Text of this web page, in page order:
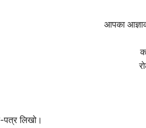
आपका
पत्र लिखो।